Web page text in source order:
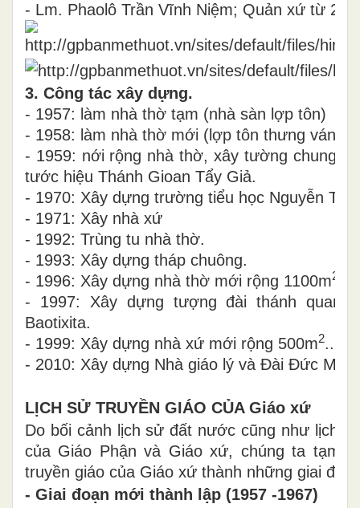
- Lm. Phaolô Trần Vĩnh Niệm; Quản xứ từ
3. Công tác xây dựng.
- 1957: làm nhà thờ tạm (nhà sàn lợp tôn)
- 1958: làm nhà thờ mới (lợp tôn thưng ván)
- 1959: nới rộng nhà thờ, xây tường chung
tước hiệu Thánh Gioan Tẩy Giả.
- 1970: Xây dựng trường tiểu học Nguyễn
- 1971: Xây nhà xứ
- 1992: Trùng tu nhà thờ.
- 1993: Xây dựng tháp chuông.
- 1996: Xây dựng nhà thờ mới rộng 1100m2
- 1997: Xây dựng tượng đài thánh quan
Baotixita.
- 1999: Xây dựng nhà xứ mới rộng 500m2...
- 2010: Xây dựng Nhà giáo lý và Đài Đức Mẹ
LỊCH SỬ TRUYỀN GIÁO CỦA Giáo xứ
Do bối cảnh lịch sử đất nước cũng như lịch
của Giáo Phận và Giáo xứ, chúng ta tạm
truyền giáo của Giáo xứ thành những giai
- Giai đoạn mới thành lập (1957 -1967)